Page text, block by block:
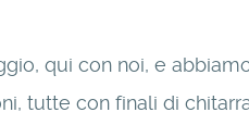
qui con noi, e
tutte con finali di